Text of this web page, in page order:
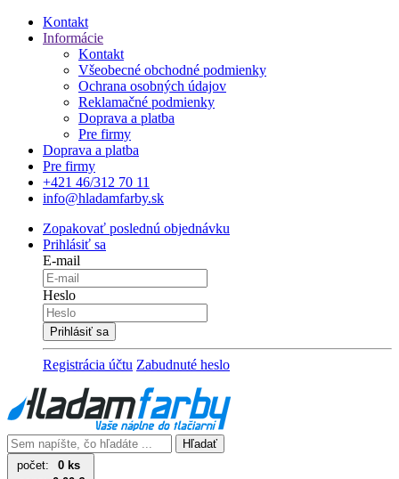
Kontakt
Informácie
Kontakt
Všeobecné obchodné podmienky
Ochrana osobných údajov
Reklamačné podmienky
Doprava a platba
Pre firmy
Doprava a platba
Pre firmy
+421 46/312 70 11
info@hladamfarby.sk
Zopakovať poslednú objednávku
Prihlásiť sa
E-mail
Heslo
Registrácia účtu Zabudnuté heslo
Hľadať
počet:
0 ks